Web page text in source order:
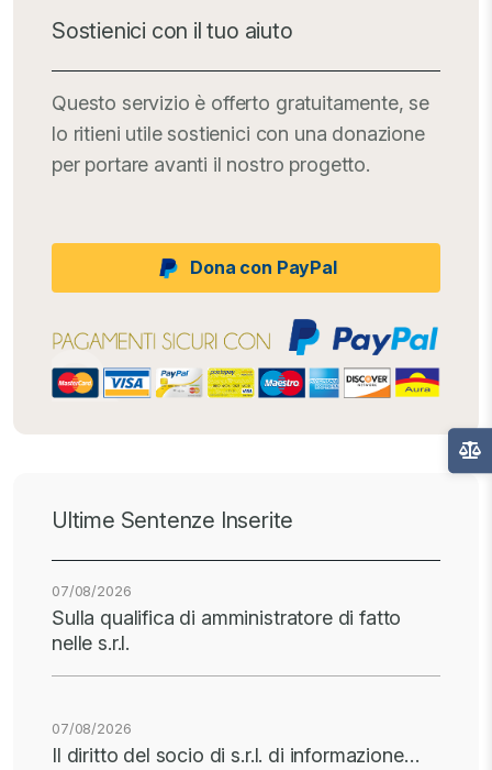
Sostienici con il tuo aiuto
Questo servizio è offerto gratuitamente, se
lo ritieni utile sostienici con una donazione
per portare avanti il nostro progetto.
Dona con PayPal
Ultime Sentenze Inserite
07/08/2026
Sulla qualifica di amministratore di fatto
nelle s.r.l.
07/08/2026
Il diritto del socio di s.r.l. di informazione…